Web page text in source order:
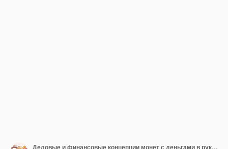
Деловые и финансовые концепции монет с деньгами в руках 3D-иллюстрация